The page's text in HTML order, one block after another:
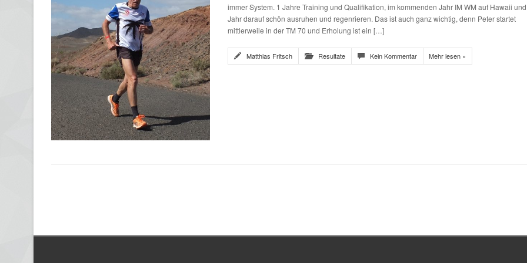
immer System. 1 Jahre Training und Qualifikation, im kommenden Jahr IM WM auf Hawaii
Jahr darauf schön ausruhen und regenrieren. Das ist auch ganz wichtig, denn Peter startet
mittlerweile in der TM 70 und Erholung ist ein […]
Matthias Fritsch Resultate Kein Kommentar Mehr lesen »